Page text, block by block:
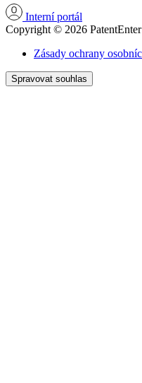
Interní portál
Copyright © 2026
Zásady ochrany
Spravovat souhlas